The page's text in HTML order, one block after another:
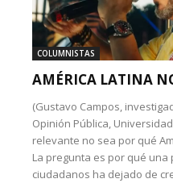
COLUMNISTAS
AMÉRICA LATINA
(Gustavo Campos,
Opinión Pública,
relevante no sea por qué
La pregunta es por qué una
ciudadanos ha dejado de